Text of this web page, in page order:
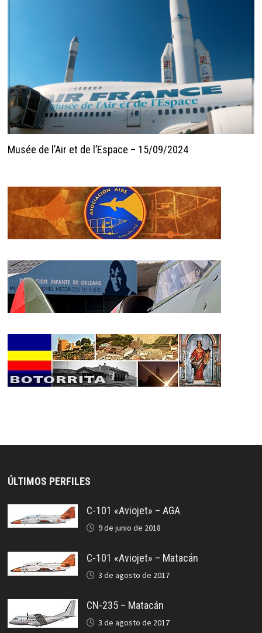
Musée de l’Air et de l’Espace – 15/09/2024
ÚLTIMOS PERFILES
C-101 «Aviojet» – AGA
9 de junio de 2018
C-101 «Aviojet» – Matacán
3 de agosto de 2017
CN-235 – Matacán
3 de agosto de 2017